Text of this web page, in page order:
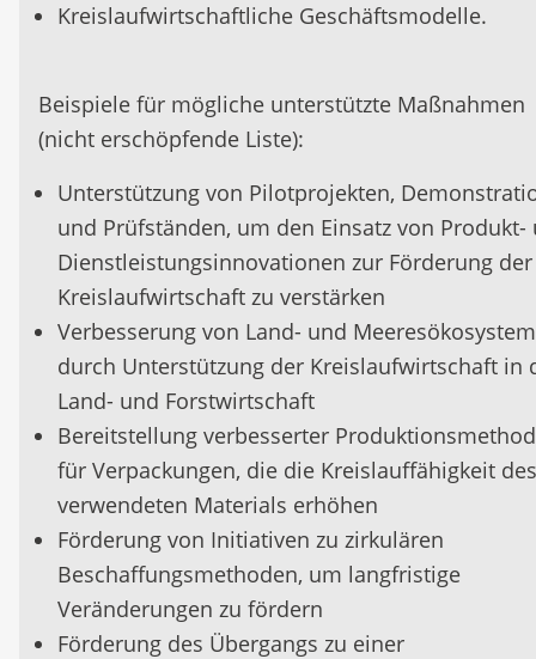
Kreislaufwirtschaftliche Geschäftsmodelle.
Beispiele für mögliche unterstützte Maßnahmen
(nicht erschöpfende Liste):
Unterstützung von Pilotprojekten,
und Prüfständen, um den Einsatz von Produkt-
Dienstleistungsinnovationen zur Förderung der
Kreislaufwirtschaft zu verstärken
Verbesserung von Land- und
durch Unterstützung der Kreislaufwirtschaft in
Land- und Forstwirtschaft
Bereitstellung verbesserter
für Verpackungen, die die Kreislauffähigkeit des
verwendeten Materials erhöhen
Förderung von Initiativen zu zirkulären
Beschaffungsmethoden, um langfristige
Veränderungen zu fördern
Förderung des Übergangs zu einer